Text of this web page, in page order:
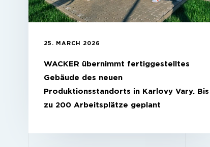
25. MARCH 2026
WACKER übernimmt fertiggestelltes
Gebäude des neuen
Produktionsstandorts in Karlovy Vary. Bis
zu 200 Arbeitsplätze geplant